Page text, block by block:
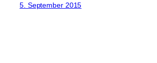
5. September 2015